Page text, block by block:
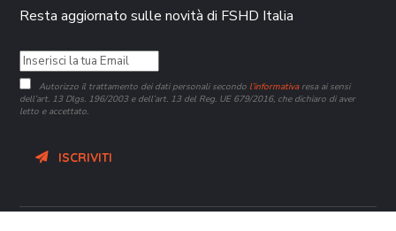
Resta aggiornato sulle novità di FSHD Italia
Autorizzo il trattamento dei dati personali secondo l’informativaresa ai sensi
dell’art. 13 Dlgs. 196/2003 e dell’art. 13 del Reg. UE 679/2016, che dichiaro di aver
letto e accettato.
ISCRIVITI